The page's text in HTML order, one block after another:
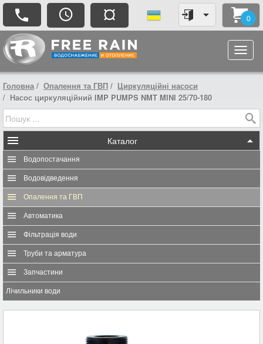
¤ 0
Головна Опалення та ГВП
Циркуляційні насоси
Насос циркуляційний IMP PUMPS NMT MINI 25/70-180
Каталог
Водопостачання
Водовідведення
Опалення та ГВП
Автоматика
Фільтрація води
Труби та арматура
Запчастини
Лічильники води